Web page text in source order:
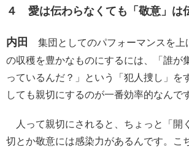
４ 愛は伝わらなくても「敬意」は
内田
集団としてのパフォーマンスを上
の収穫を豊かなものにするには、「誰が
っているんだ？」という「犯人捜し」を
しても親切にするのが一番効率的なんで
人って親切にされると、ちょっと「開
切とか敬意には感染力があるんです。こ